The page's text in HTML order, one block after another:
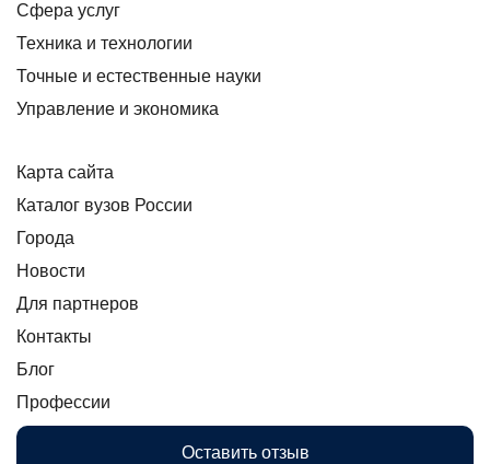
Сфера услуг
Техника и технологии
Точные и естественные науки
Управление и экономика
Карта сайта
Каталог вузов России
Города
Новости
Для партнеров
Контакты
Блог
Профессии
Оставить отзыв